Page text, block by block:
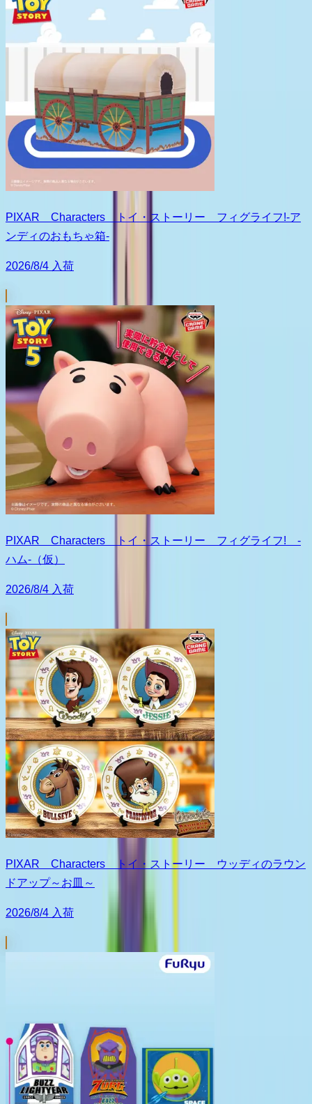
PIXAR Characters トイ・ストーリー フィグライフ!-ア
ンディのおもちゃ箱-
2026/8/4 入荷
PIXAR Characters トイ・ストーリー フィグライフ! -
ハム-（仮）
2026/8/4 入荷
PIXAR Characters トイ・ストーリー ウッディのラウン
ドアップ～お皿～
2026/8/4 入荷